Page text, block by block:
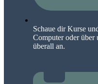
Schaue dir Kurse
Computer oder
überall an.